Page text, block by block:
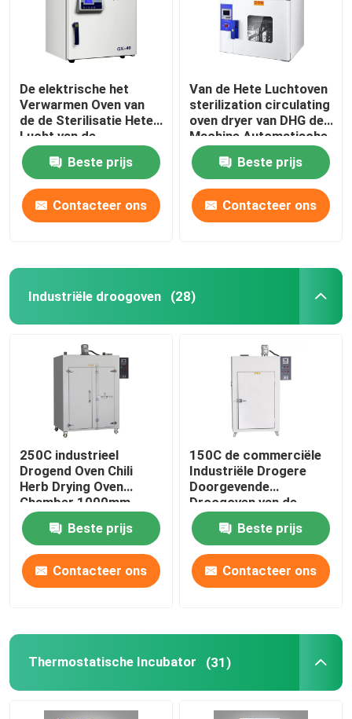
Producten
Over ons
Fabrieksreis
Kwaliteitscontrole
Contacteer ons
nieuws
Industriële droogoven
De elektrische het
Verwarmen Oven van
de de Sterilisatie Hete
Lucht van de
Laboratorium Drogere
Oven SUS304
Beste prijs
Contacteer ons
Van de Hete Luchtoven
sterilization circulating
oven dryer van DHG de
Machine Automatische
Controle
Beste prijs
Contacteer ons
Industriële droogoven (28)
250C industrieel
Drogend Oven Chili
Herb Drying Oven
Chamber 1000mm
Beste prijs
Contacteer ons
150C de commerciële
Industriële Drogere
Doorgevende
Droogoven van de
Oven5kw Hete Lucht
Beste prijs
Contacteer ons
Thermostatische Incubator (31)